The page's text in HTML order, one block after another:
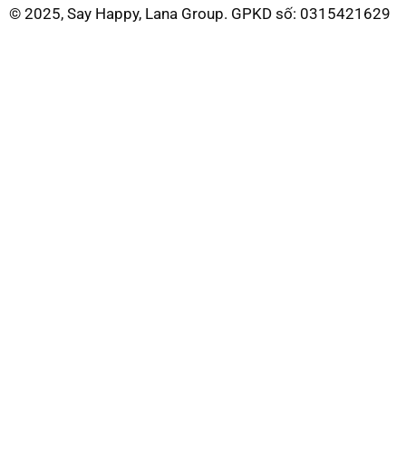
© 2025, Say Happy, Lana Group. GPKD số: 0315421629